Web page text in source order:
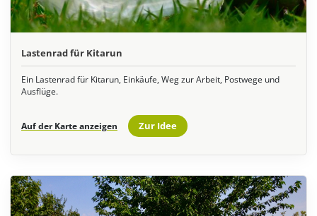
Lastenrad für Kitarun
Ein Lastenrad für Kitarun, Einkäufe, Weg zur Arbeit, Postwege und
Ausflüge.
Auf der Karte anzeigen Zur Idee